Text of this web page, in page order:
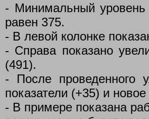
- Минимальный
равен 375.
- В левой колонке
- Справа показано
(491).
- После проведенного
показатели (+35) и
- В примере показана